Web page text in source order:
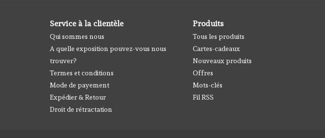
Service à la clientèle
Qui sommes nous
A quelle exposition pouvez-vous nous
trouver?
Termes et conditions
Mode de payement
Expédier & Retour
Droit de rétractation
Produits
Tous les produits
Cartes-cadeaux
Nouveaux produits
Offres
Mots-clés
Fil RSS